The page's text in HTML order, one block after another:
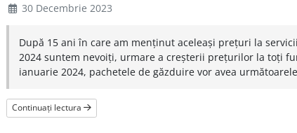
30 Decembrie 2023
După 15 ani în care am menținut aceleași prețuri la
2024 suntem nevoiți, urmare a creșterii prețurilor la toți
ianuarie 2024, pachetele de găzduire vor avea
Continuați lectura